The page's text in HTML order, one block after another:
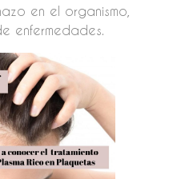
en el organismo,
enfermedades.